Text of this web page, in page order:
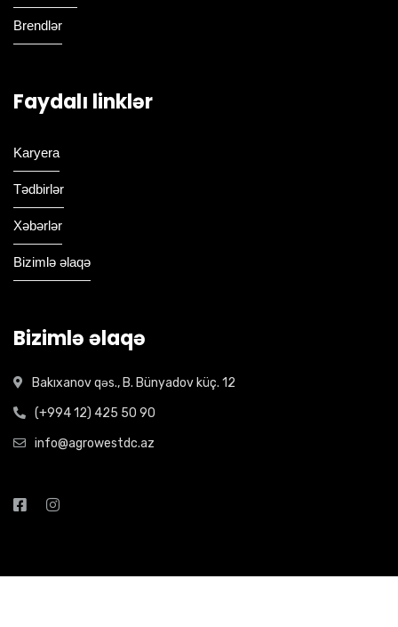
Brendlər
Faydalı linklər
Karyera
Tədbirlər
Xəbərlər
Bizimlə əlaqə
Bizimlə əlaqə
Bakıxanov qəs., B. Bünyadov küç. 12
(+994 12) 425 50 90
info@agrowestdc.az